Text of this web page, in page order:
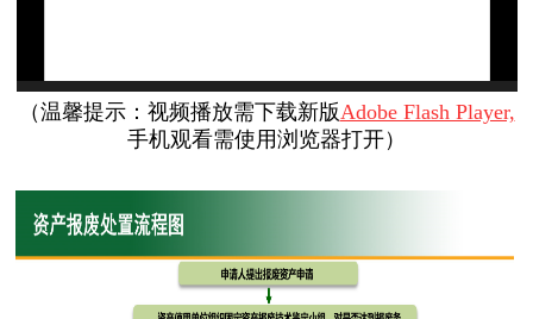
（温馨提示：视频播放需下载新版Adobe Flash Player,
手机观看需使用浏览器打开）